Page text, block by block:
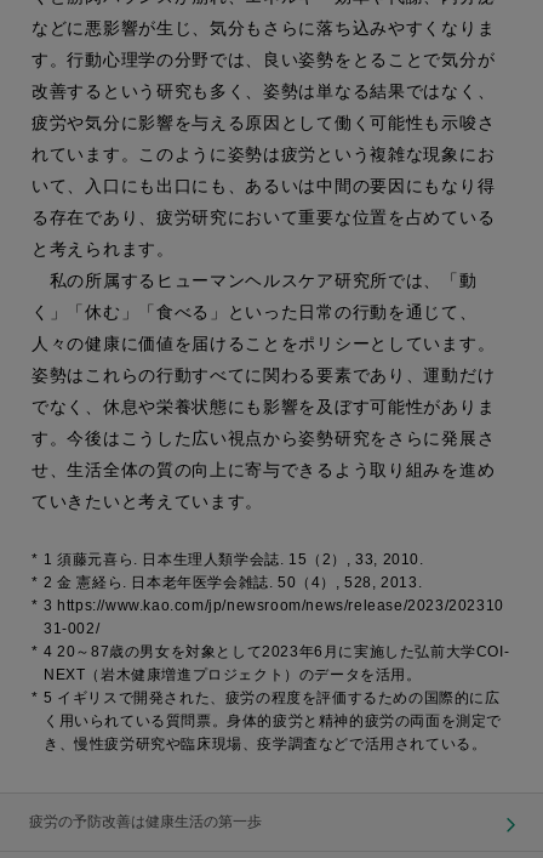
などに悪影響が生じ、気分もさらに落ち込みやすくなりま
す。行動心理学の分野では、良い姿勢をとることで気分が
改善するという研究も多く、姿勢は単なる結果ではなく、
疲労や気分に影響を与える原因として働く可能性も示唆さ
れています。このように姿勢は疲労という複雑な現象にお
いて、入口にも出口にも、あるいは中間の要因にもなり得
る存在であり、疲労研究において重要な位置を占めている
と考えられます。
私の所属するヒューマンヘルスケア研究所では、「動
く」「休む」「食べる」といった日常の行動を通じて、
人々の健康に価値を届けることをポリシーとしています。
姿勢はこれらの行動すべてに関わる要素であり、運動だけ
でなく、休息や栄養状態にも影響を及ぼす可能性がありま
す。今後はこうした広い視点から姿勢研究をさらに発展さ
せ、生活全体の質の向上に寄与できるよう取り組みを進め
ていきたいと考えています。
* 1 須藤元喜ら. 日本生理人類学会誌. 15（2）, 33, 2010.
* 2 金 憲経ら. 日本老年医学会雑誌. 50（4）, 528, 2013.
* 3 https://www.kao.com/jp/newsroom/news/release/2023/202310
31-002/
* 4 20～87歳の男女を対象として2023年6月に実施した弘前大学COI-
NEXT（岩木健康増進プロジェクト）のデータを活用。
* 5 イギリスで開発された、疲労の程度を評価するための国際的に広
く用いられている質問票。身体的疲労と精神的疲労の両面を測定で
き、慢性疲労研究や臨床現場、疫学調査などで活用されている。
疲労の予防改善は健康生活の第一歩